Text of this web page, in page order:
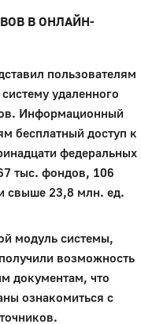
В ОНЛАЙН-
пользователям
удаленного
Информационный
бесплатный доступ к
федеральных
тыс. фондов, 106
свыше 23,8 млн. ед.
модуль системы,
возможность
документам, что
ознакомиться с